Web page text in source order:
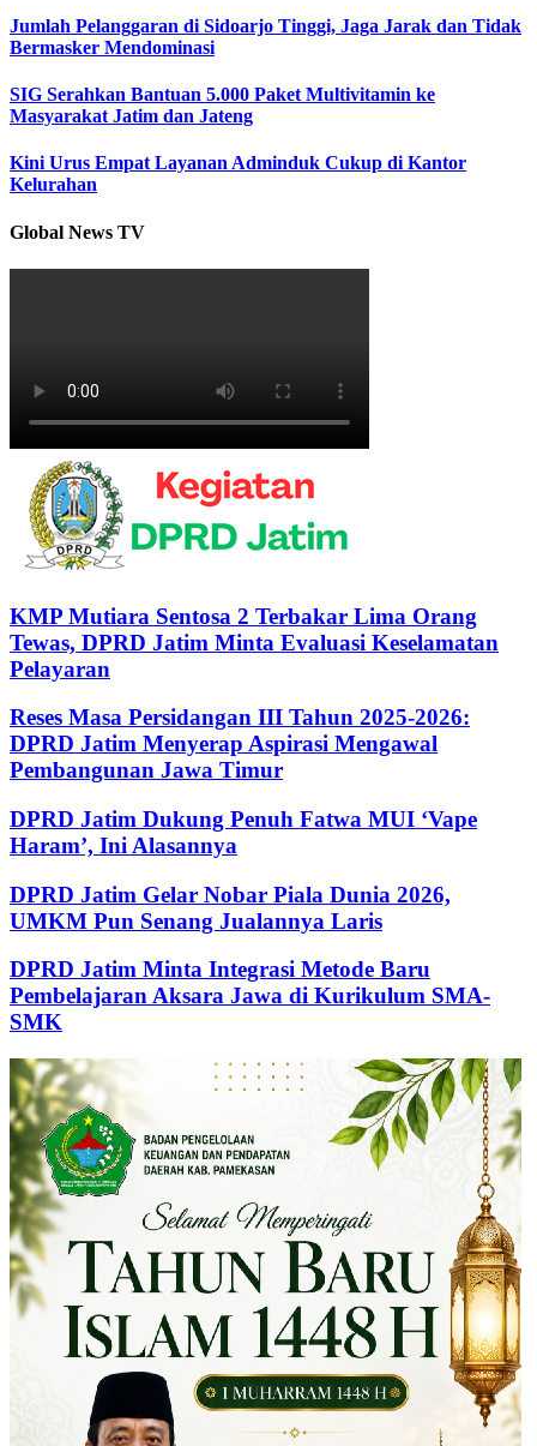
Jumlah Pelanggaran di Sidoarjo Tinggi, Jaga Jarak dan Tidak
Bermasker Mendominasi
SIG Serahkan Bantuan 5.000 Paket Multivitamin ke
Masyarakat Jatim dan Jateng
Kini Urus Empat Layanan Adminduk Cukup di Kantor
Kelurahan
Global News TV
KMP Mutiara Sentosa 2 Terbakar Lima Orang
Tewas, DPRD Jatim Minta Evaluasi Keselamatan
Pelayaran
Reses Masa Persidangan III Tahun 2025-2026:
DPRD Jatim Menyerap Aspirasi Mengawal
Pembangunan Jawa Timur
DPRD Jatim Dukung Penuh Fatwa MUI ‘Vape
Haram’, Ini Alasannya
DPRD Jatim Gelar Nobar Piala Dunia 2026,
UMKM Pun Senang Jualannya Laris
DPRD Jatim Minta Integrasi Metode Baru
Pembelajaran Aksara Jawa di Kurikulum SMA-
SMK